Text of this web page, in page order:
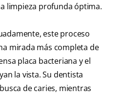
limpieza profunda óptima.
este proceso
mirada más completa de
placa bacteriana y el
la vista. Su dentista
de caries, mientras